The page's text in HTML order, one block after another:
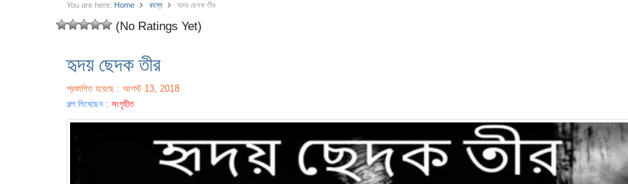
You are here: Home রহস্য হৃদয় ছেদক তীর
(No Ratings Yet)
হৃদয় ছেদক তীর
প্রকাশিত হয়েছে : আগস্ট 13, 2018
গল্প লিখেছেন : সংগৃহীত